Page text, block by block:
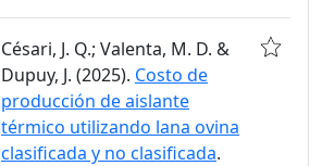
Césari, J. Q.; Valenta, M. D. &
Dupuy, J. (2025). Costo de
producción de aislante
térmico utilizando lana ovina
clasificada y no clasificada.